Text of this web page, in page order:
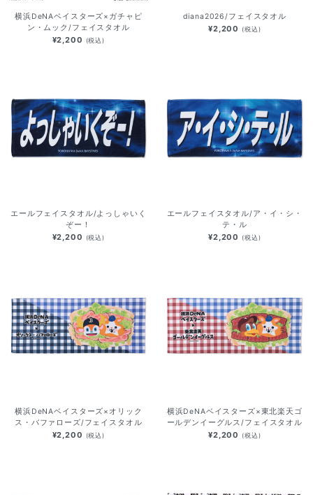
横浜DeNAベイスターズ×ガチャピ
ン・ムック/フェイスタオル
¥2,200 (税込)
diana2026/フェイスタオル
¥2,200 (税込)
エールフェイスタオル/よっしゃいく
ぞー！
¥2,200 (税込)
エールフェイスタオル/ア・イ・シ・
テ・ル
¥2,200 (税込)
横浜DeNAベイスターズ×オリック
ス・バファローズ/フェイスタオル
¥2,200 (税込)
横浜DeNAベイスターズ×東北楽天ゴ
ールデンイーグルス/フェイスタオル
¥2,200 (税込)